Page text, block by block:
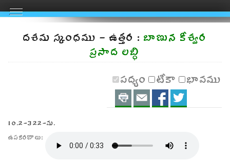
దశమ స్కంధము - ఉత్తర :బాణున కీశ్వర
ప్రసాద లబ్ధి
పద్యం టీకా భావము
PrintEmail
Share
onon
10.2-322-మ.
ఉపకరణాలు: